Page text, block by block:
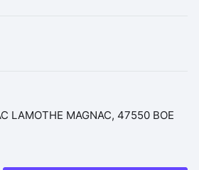
LAMOTHE MAGNAC, 47550 BOE